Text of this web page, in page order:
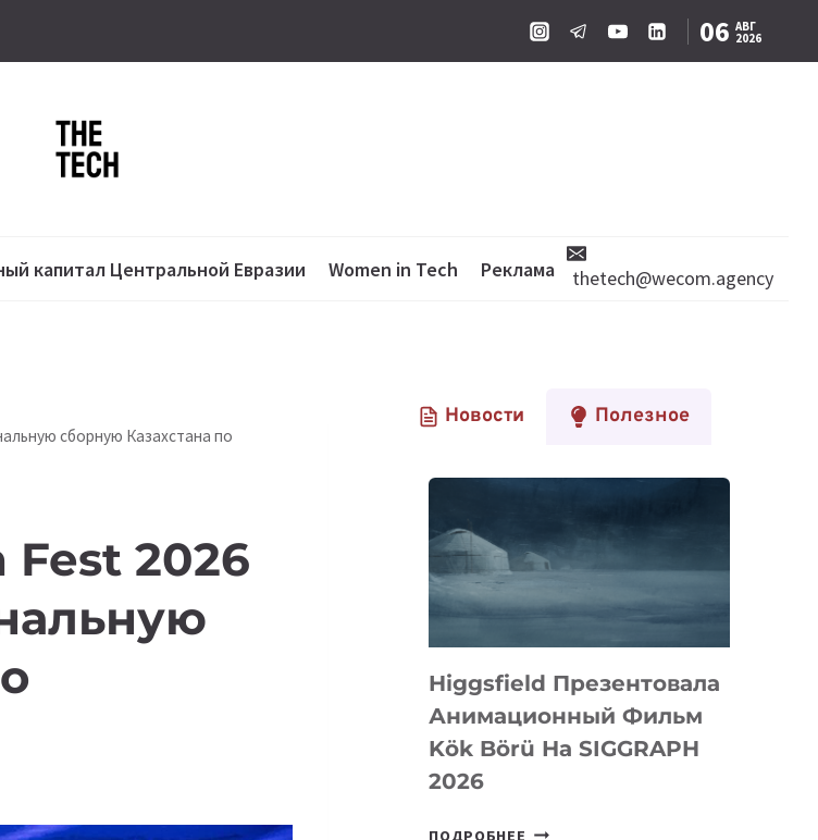
06 АВГ
2026
капитал Центральной Евразии Women in Tech Реклама thetech@wecom.agency
сборную Казахстана по
Fest 2026
Новости Полезное
Higgsfield Презентовала
Анимационный Фильм
Kök Börü На SIGGRAPH
2026
ПОДРОБНЕЕ HIGGSFIELD